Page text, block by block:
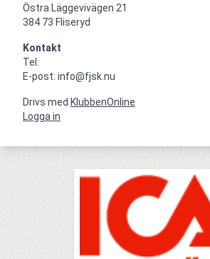
Östra Läggevivägen 21
384 73 Fliseryd
Kontakt
Tel:
E-post: info@fjsk.nu
Drivs med KlubbenOnline
Logga in